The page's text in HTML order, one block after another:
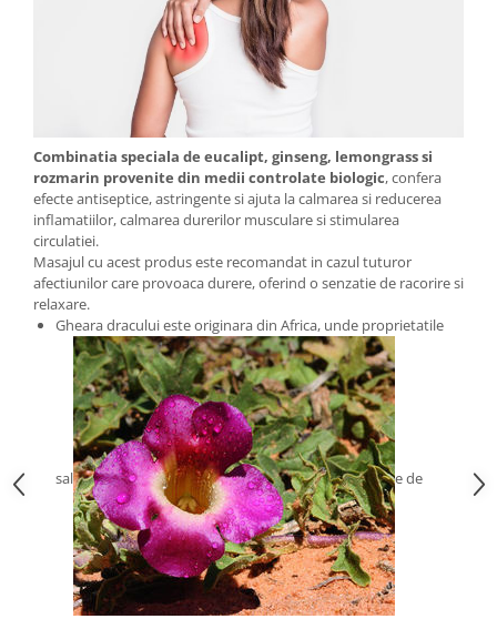
Combinatia speciala de eucalipt, ginseng, lemongrass si
rozmarin provenite din medii controlate biologic, confera
efecte antiseptice, astringente si ajuta la calmarea si reducerea
inflamatiilor, calmarea durerilor musculare si stimularea
circulatiei.
Masajul cu acest produs este recomandat in cazul tuturor
afectiunilor care provoaca durere, oferind o senzatie de racorire si
relaxare.
Gheara dracului este originara din Africa, unde proprietatile
sal e de